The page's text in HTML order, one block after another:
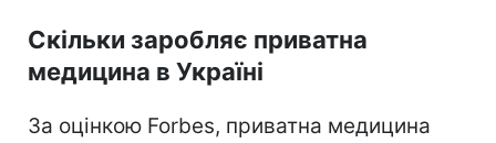
Скільки заробляє приватна
медицина в Україні
За оцінкою Forbes, приватна медицина